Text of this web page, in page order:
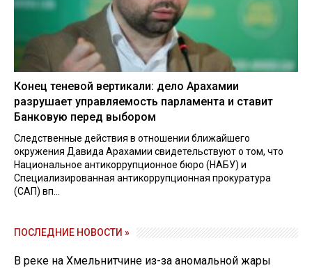
Конец теневой вертикали: дело Арахамии
разрушает управляемость парламента и ставит
Банковую перед выбором
Следственные действия в отношении ближайшего
окружения Давида Арахамии свидетельствуют о том, что
Национальное антикоррупционное бюро (НАБУ) и
Специализированная антикоррупционная прокуратура
(САП) вп...
ПОСЛЕДНИЕ НОВОСТИ »
В реке на Хмельнитчине из-за аномальной жары